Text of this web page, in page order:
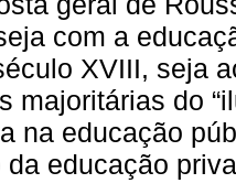
com a
XVIII, seja
majoritárias do
na educação
da educação